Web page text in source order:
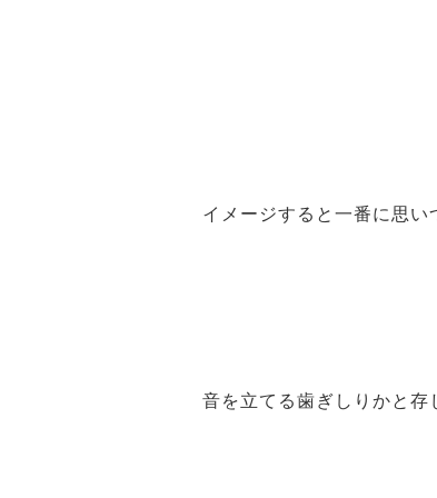
イメージすると一番に思い
音を立てる歯ぎしりかと存